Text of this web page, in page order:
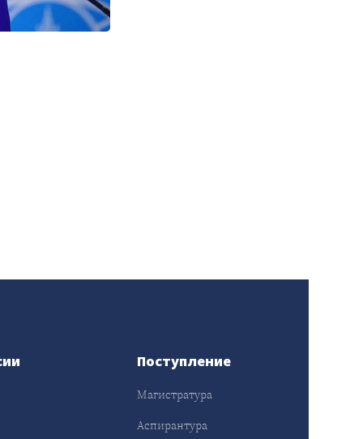
Поступление
Магистратура
Аспирантура